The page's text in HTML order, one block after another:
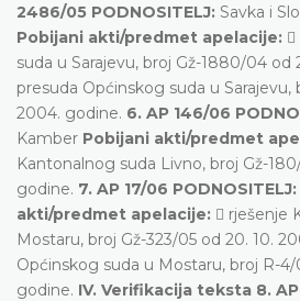
2486/05 PODNOSITELJ: Savka i
Pobijani akti/predmet apelacije:
suda u Sarajevu, broj Gž-1880/04 od
presuda Općinskog suda u Sarajevu,
2004. godine. 6. AP 146/06
Kamber Pobijani akti/predmet
Kantonalnog suda Livno, broj Gž-
godine. 7. AP 17/06 PODNOSITELJ:
akti/predmet apelacije:  rješenje
Mostaru, broj Gž-323/05 od 20. 10.
Općinskog suda u Mostaru, broj R-4/
godine. IV. Verifikacija teksta 8.